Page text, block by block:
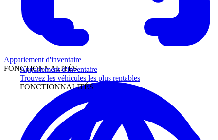
Appariement d'inventaire
Trouvez les véhicules les plus rentables
FONCTIONNALITÉS
Appariement d'inventaire
FONCTIONNALITÉS